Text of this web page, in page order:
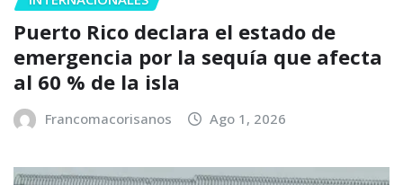
Puerto Rico declara el estado de
emergencia por la sequía que afecta
al 60 % de la isla
Francomacorisanos Ago 1, 2026